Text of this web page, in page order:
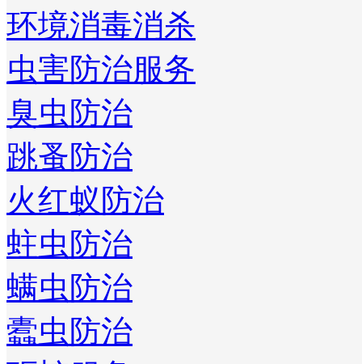
环境消毒消杀
虫害防治服务
臭虫防治
跳蚤防治
火红蚁防治
蛀虫防治
螨虫防治
蠹虫防治